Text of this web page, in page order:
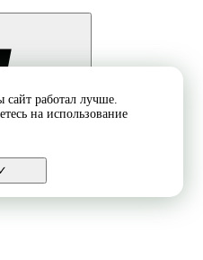
работал лучше.
на использование
✓